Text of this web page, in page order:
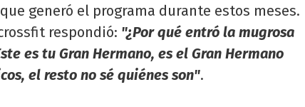
generó el programa durante estos meses.
respondió: "¿Por qué entró la mugrosa
es tu Gran Hermano, es el Gran Hermano
el resto no sé quiénes son".